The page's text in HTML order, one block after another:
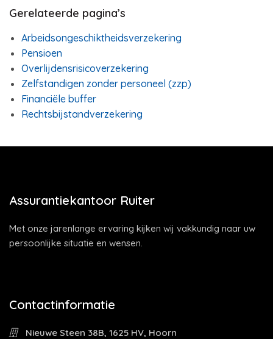
Gerelateerde pagina’s
Arbeidsongeschiktheidsverzekering
Pensioen
Overlijdensrisicoverzekering
Zelfstandigen zonder personeel (zzp)
Financiële buffer
Rechtsbijstandverzekering
Assurantiekantoor Ruiter
Met onze jarenlange ervaring kijken wij vakkundig naar uw
persoonlijke situatie en wensen.
Contactinformatie
Nieuwe Steen 38B, 1625 HV, Hoorn